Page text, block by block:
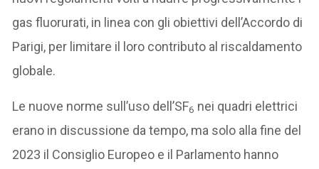
gas fluorurati, in linea con gli obiettivi dell’Accordo di
Parigi, per limitare il loro contributo al riscaldamento
globale.
Le nuove norme sull’uso dell’SF6 nei quadri elettrici
erano in discussione da tempo, ma solo alla fine del
2023 il Consiglio Europeo e il Parlamento hanno